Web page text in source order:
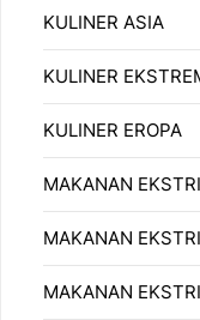
KULINER ASIA
KULINER
KULINER EROPA
MAKANAN
MAKANAN
MAKANAN